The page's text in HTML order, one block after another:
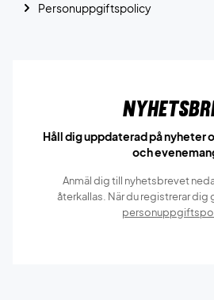
Personuppgiftspolicy
Håll dig uppdaterad på nyheter
och
Anmäl dig till nyhetsbrevet
återkallas. När du registrerar dig